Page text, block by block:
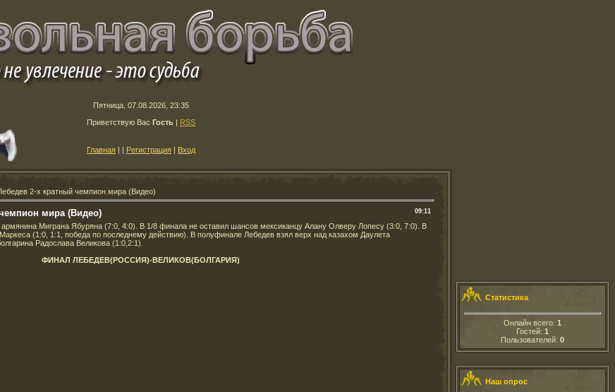
Пятница, 07.08.2026, 23:35
Приветствую Вас Гость | RSS
Главная | | Регистрация | Вход
2-х кратный чемпион мира (Видео)
09:11
мира (Видео)
армянина Миграна Ябуряна (7:0, 4:0). В 1/8 финала не оставил шансов мексиканцу Алану Олверу Лопесу (3:0, 7:0). В
(1:0, 1:1, победа по последнему действию). В полуфинале Лебедев взял верх над казахом Даулета
Радослава Великова (1:0,2:1).
ФИНАЛ ЛЕБЕДЕВ(РОССИЯ)-ВЕЛИКОВ(БОЛГАРИЯ)
Статистика
Онлайн всего: 1
Гостей: 1
Пользователей: 0
Наш опрос